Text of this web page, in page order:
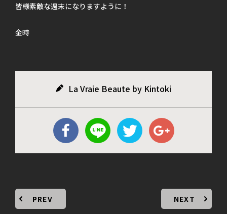
皆様素敵な週末になりますように！
金時
La Vraie Beaute by Kintoki
PREV NEXT